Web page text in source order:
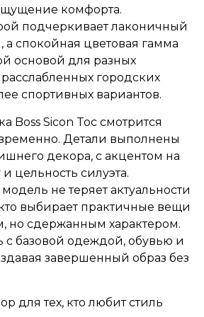
комфорта.
подчеркивает лаконичный
а спокойная цветовая гамма
основой для разных
городских
спортивных вариантов.
Boss Sicon Toc смотрится
Детали выполнены
декора, с акцентом на
цельность силуэта.
не теряет актуальности
выбирает практичные вещи
но сдержанным характером.
с базовой одеждой, обувью и
завершенный образ без
для тех, кто любит стиль